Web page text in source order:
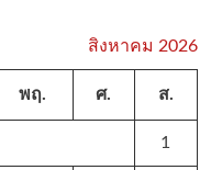
สิงหาคม 2026
พฤ. ศ. ส.
1